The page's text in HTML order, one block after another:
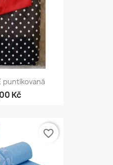
puntíkovaná
Kč
favorite_border